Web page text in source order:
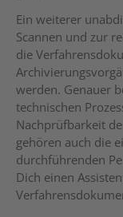
Ein weiterer
Scannen und zur
die
werden. Genauer
technischen
Nachprüfbarkeit
gehören auch die
durchführenden
Dich einen